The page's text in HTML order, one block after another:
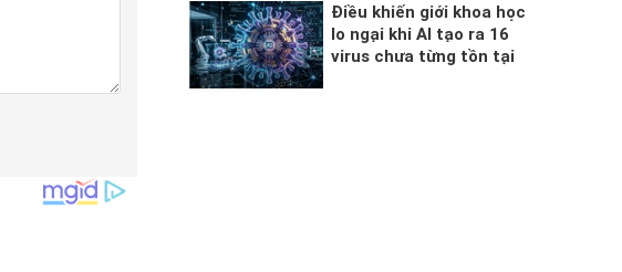
Điều khiến giới khoa học
lo ngại khi AI tạo ra 16
virus chưa từng tồn tại